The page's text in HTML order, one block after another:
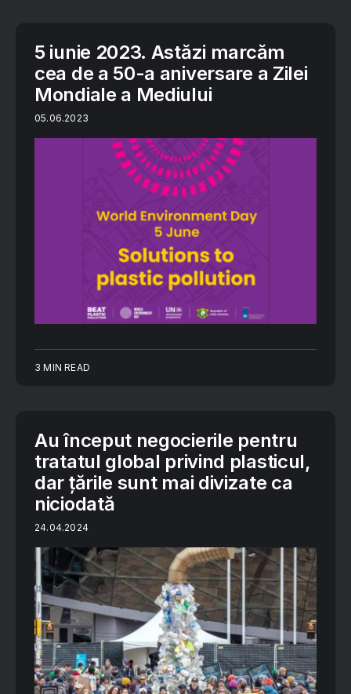
5 iunie 2023. Astăzi marcăm
cea de a 50-a aniversare a Zilei
Mondiale a Mediului
05.06.2023
3 MIN READ
Au început negocierile pentru
tratatul global privind plasticul,
dar țările sunt mai divizate ca
niciodată
24.04.2024